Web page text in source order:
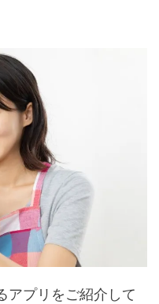
アプリをご紹介して